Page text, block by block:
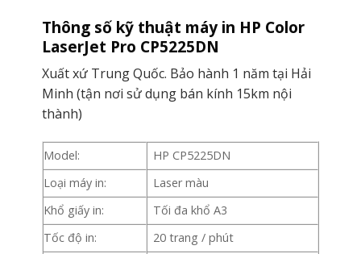
Thông số kỹ thuật máy in HP Color
LaserJet Pro CP5225DN
Xuất xứ Trung Quốc. Bảo hành 1 năm tại Hải
Minh (tận nơi sử dụng bán kính 15km nội
thành)
Model:
HP CP5225DN
Loại máy in:
Laser màu
Khổ giấy in:
Tối đa khổ A3
Tốc độ in:
20 trang / phút